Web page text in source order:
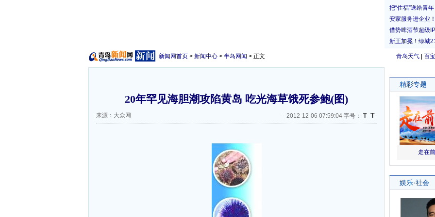
青岛天气 百
新闻网首页 > 新闻中心 > 半岛网闻 > 正文
20年罕见海胆潮攻陷黄岛 吃光海草饿死参鲍(图)
来源：大众网 -- 2012-12-06 07:59:04 字号： T T